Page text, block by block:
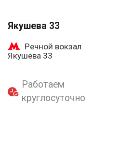
Якушева 33
Речной вокзал
Якушева 33
Работаем
круглосуточно